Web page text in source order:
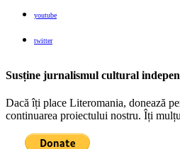
youtube
twitter
Susține jurnalismul cultural
Dacă îți place Literomania, donează
continuarea proiectului nostru. Îți